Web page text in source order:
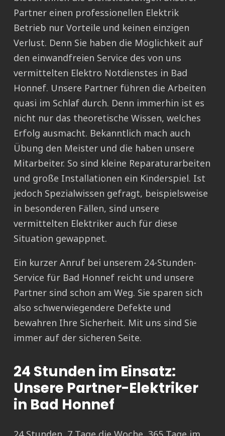
Partner einen professionellen Elektrik
Betrieb nur Vorteile und keinen einzigen
Verlust. Denn Sie haben die Möglichkeit auf
den einwandfreien Service des von uns
vermittelten Elektro Notdienstes in Bad
Honnef. Unsere Partner führen die Arbeiten
quasi im Schlaf durch. Denn immerhin ist es
nicht nur das theoretische Wissen, welches
Erfolg ausmacht. Bekanntlich mach auch
Übung den Meister und die haben unsere
Mitarbeiter. So sind kleine Reparaturarbeiten
und große Installationen ein Kinderspiel. Ist
jedoch Spezialwissen gefragt, beispielsweise
in besonderen Fällen, sind unsere
vermittelten Elektriker auch für diese
Situation gewappnet.
Ein kurzer Anruf bei unserem 24-Stunden-
Service für Bad Honnef reicht und unsere
Partner sind schon am Weg. Sie sparen sich
also schwerwiegendere Defekte und
bewahren Ihre Sicherheit. Mit uns sind Sie
immer auf der sicheren Seite.
24 Stunden im Einsatz:
Unsere Partner-Elektriker
in Bad Honnef